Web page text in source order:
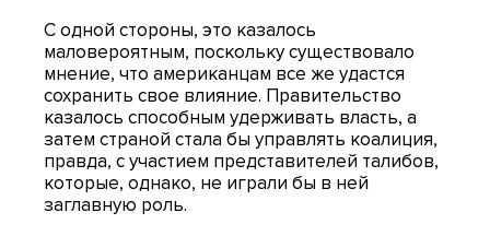
С одной стороны, это казалось
маловероятным, поскольку существовало
мнение, что американцам все же удастся
сохранить свое влияние. Правительство
казалось способным удерживать власть, а
затем страной стала бы управлять коалиция,
правда, с участием представителей талибов,
которые, однако, не играли бы в ней
заглавную роль.